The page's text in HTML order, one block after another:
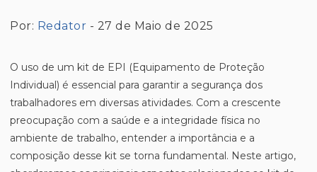
Por: Redator - 27 de Maio de 2025
O uso de um kit de EPI (Equipamento de Proteção
Individual) é essencial para garantir a segurança dos
trabalhadores em diversas atividades. Com a crescente
preocupação com a saúde e a integridade física no
ambiente de trabalho, entender a importância e a
composição desse kit se torna fundamental. Neste artigo,